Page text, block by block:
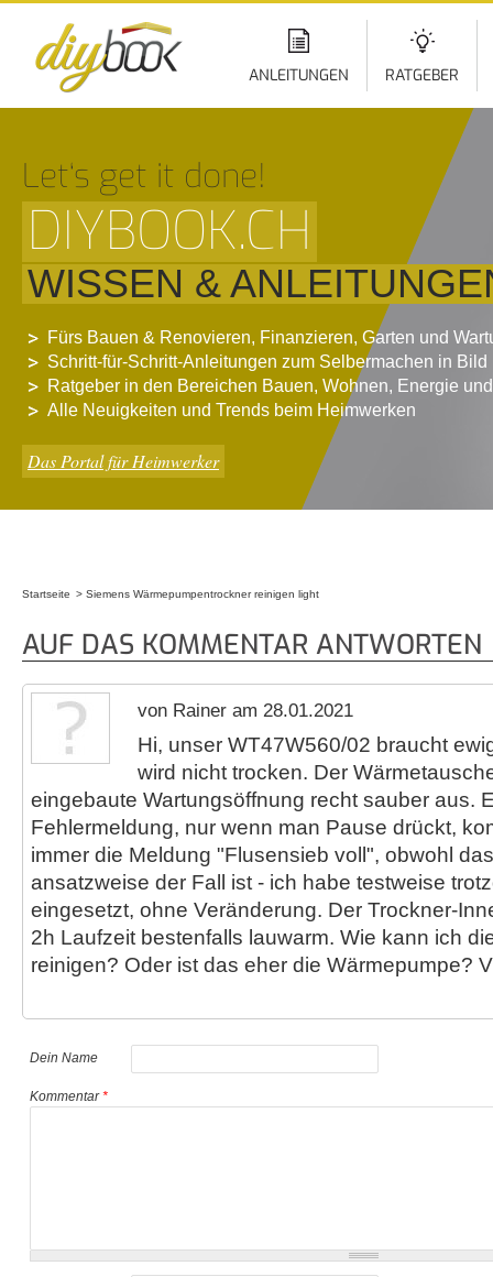
ANLEITUNGEN RATGEBER
Let‘s get it done!
DIYBOOK.CH
WISSEN &
Fürs Bauen & Renovieren, Finanzieren, Garten und
Schritt-für-Schritt-Anleitungen zum Selbermachen in Bild
Ratgeber in den Bereichen Bauen, Wohnen, Energie
Alle Neuigkeiten und Trends beim Heimwerken
Das Portal für Heimwerker
Startseite Siemens Wärmepumpentrockner reinigen light
AUF DAS KOMMENTAR ANTWORTEN
von Rainer am 28.01.2021
Hi, unser WT47W560/02 braucht
wird nicht trocken. Der
eingebaute Wartungsöffnung recht sauber aus.
Fehlermeldung, nur wenn man Pause drückt,
immer die Meldung "Flusensieb voll", obwohl
ansatzweise der Fall ist - ich habe testweise
eingesetzt, ohne Veränderung. Der Trockner-
2h Laufzeit bestenfalls lauwarm. Wie kann ich
reinigen? Oder ist das eher die Wärmepumpe?
Dein Name
Kommentar*